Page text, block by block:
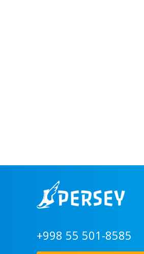
+998 55 501-8585